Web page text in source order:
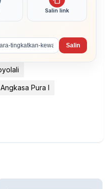
Salin link
Salin
Pura I